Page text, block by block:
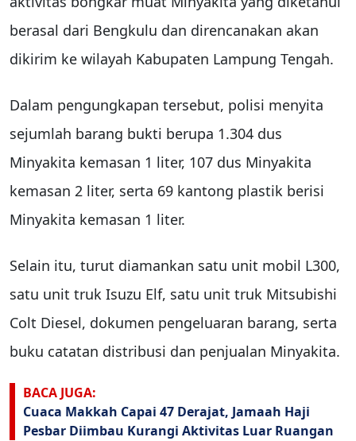
berasal dari Bengkulu dan direncanakan akan
dikirim ke wilayah Kabupaten Lampung Tengah.
Dalam pengungkapan tersebut, polisi menyita
sejumlah barang bukti berupa 1.304 dus
Minyakita kemasan 1 liter, 107 dus Minyakita
kemasan 2 liter, serta 69 kantong plastik berisi
Minyakita kemasan 1 liter.
Selain itu, turut diamankan satu unit mobil L300,
satu unit truk Isuzu Elf, satu unit truk Mitsubishi
Colt Diesel, dokumen pengeluaran barang, serta
buku catatan distribusi dan penjualan Minyakita.
BACA JUGA:
Cuaca Makkah Capai 47 Derajat, Jamaah Haji
Pesbar Diimbau Kurangi Aktivitas Luar Ruangan